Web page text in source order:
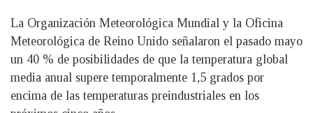
La Organización Meteorológica Mundial y la Oficina
Meteorológica de Reino Unido señalaron el pasado mayo
un 40 % de posibilidades de que la temperatura global
media anual supere temporalmente 1,5 grados por
encima de las temperaturas preindustriales en los